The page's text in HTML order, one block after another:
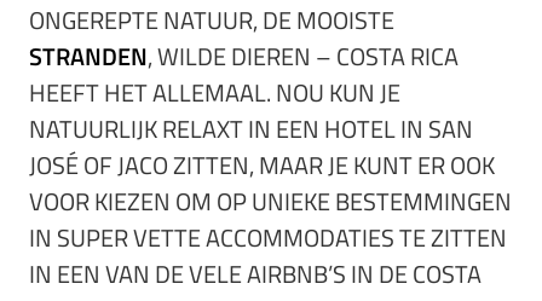
ONGEREPTE NATUUR, DE MOOISTE
STRANDEN, WILDE DIEREN – COSTA RICA
HEEFT HET ALLEMAAL. NOU KUN JE
NATUURLIJK RELAXT IN EEN HOTEL IN SAN
JOSÉ OF JACO ZITTEN, MAAR JE KUNT ER OOK
VOOR KIEZEN OM OP UNIEKE BESTEMMINGEN
IN SUPER VETTE ACCOMMODATIES TE ZITTEN
IN EEN VAN DE VELE AIRBNB’S IN DE COSTA